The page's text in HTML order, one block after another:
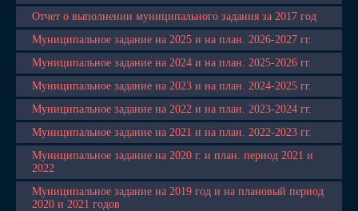
Отчет о выполнении муниципального задания за 2017 год
Муниципальное задание на 2025 и на план. 2026-2027 гг.
Муниципальное задание на 2024 и на план. 2025-2026 гг.
Муниципальное задание на 2023 и на план. 2024-2025 гг.
Муниципальное задание на 2022 и на план. 2023-2024 гг.
Муниципальное задание на 2021 и на план. 2022-2023 гг.
Муниципальное задание на 2020 г. и план. период 2021 и
2022
Муниципальное задание на 2019 год и на плановый период
2020 и 2021 годов